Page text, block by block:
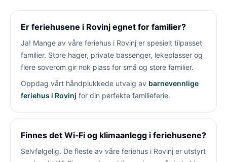
Er feriehusene i Rovinj egnet for familier?
Ja! Mange av våre feriehus i Rovinj er spesielt tilpasset
familier. Store hager, private bassenger, lekeplasser og
flere soverom gir nok plass for små og store familier.
Oppdag vårt håndplukkede utvalg av barnevennlige
feriehus i Rovinj for din perfekte familieferie.
Finnes det Wi‑Fi og klimaanlegg i feriehusene?
Selvfølgelig. De fleste av våre feriehus i Rovinj er utstyrt